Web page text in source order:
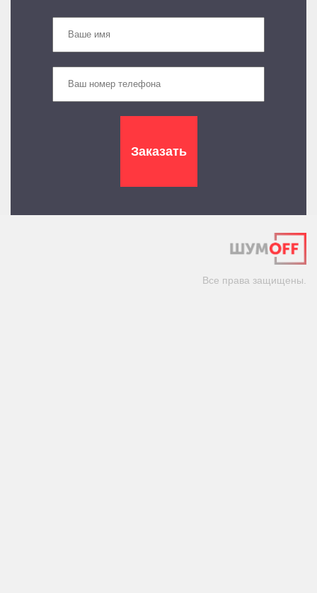
Все права защищены.